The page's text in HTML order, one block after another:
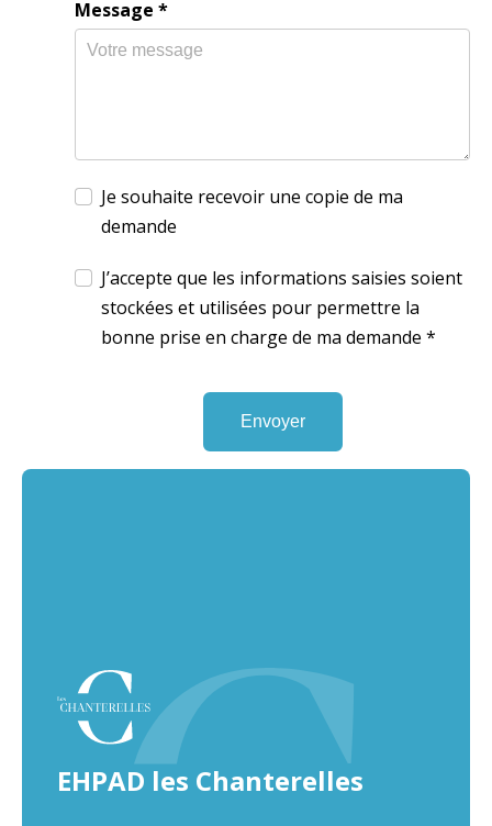
EHPAD les Chanterelles
Message *
Je souhaite recevoir une copie de ma
demande
J’accepte que les informations saisies soient
stockées et utilisées pour permettre la
bonne prise en charge de ma demande *